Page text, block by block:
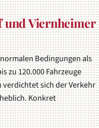
und Viernheimer
Bedingungen als
zu 120.000 Fahrzeuge
sich der Verkehr
Konkret